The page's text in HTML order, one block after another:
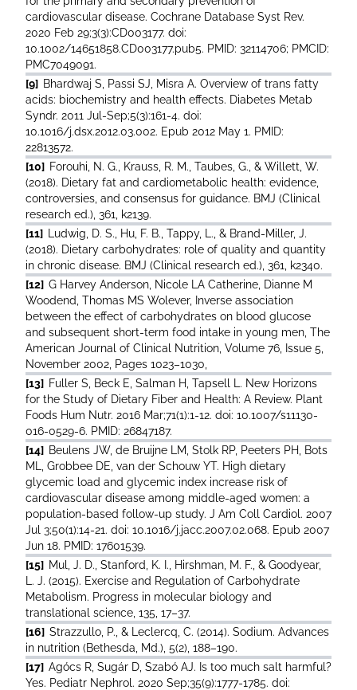
cardiovascular disease. Cochrane Database Syst Rev.
2020 Feb 29;3(3):CD003177. doi:
10.1002/14651858.CD003177.pub5. PMID: 32114706; PMCID:
PMC7049091.
[9] Bhardwaj S, Passi SJ, Misra A. Overview of trans fatty
acids: biochemistry and health effects. Diabetes Metab
Syndr. 2011 Jul-Sep;5(3):161-4. doi:
10.1016/j.dsx.2012.03.002. Epub 2012 May 1. PMID:
22813572.
[10] Forouhi, N. G., Krauss, R. M., Taubes, G., & Willett, W.
(2018). Dietary fat and cardiometabolic health: evidence,
controversies, and consensus for guidance. BMJ (Clinical
research ed.), 361, k2139.
[11]
Ludwig, D. S., Hu, F. B., Tappy, L., & Brand-Miller, J.
(2018). Dietary carbohydrates: role of quality and quantity
in chronic disease. BMJ (Clinical research ed.), 361, k2340.
[12] G Harvey Anderson, Nicole LA Catherine, Dianne M
Woodend, Thomas MS Wolever, Inverse association
between the effect of carbohydrates on blood glucose
and subsequent short-term food intake in young men, The
American Journal of Clinical Nutrition, Volume 76, Issue 5,
November 2002, Pages 1023–1030,
[13] Fuller S, Beck E, Salman H, Tapsell L. New Horizons
for the Study of Dietary Fiber and Health: A Review. Plant
Foods Hum Nutr. 2016 Mar;71(1):1-12. doi: 10.1007/s11130-
016-0529-6. PMID: 26847187.
[14] Beulens JW, de Bruijne LM, Stolk RP, Peeters PH, Bots
ML, Grobbee DE, van der Schouw YT. High dietary
glycemic load and glycemic index increase risk of
cardiovascular disease among middle-aged women: a
population-based follow-up study. J Am Coll Cardiol. 2007
Jul 3;50(1):14-21. doi: 10.1016/j.jacc.2007.02.068. Epub 2007
Jun 18. PMID: 17601539.
[15] Mul, J. D., Stanford, K. I., Hirshman, M. F., & Goodyear,
L. J. (2015). Exercise and Regulation of Carbohydrate
Metabolism. Progress in molecular biology and
translational science, 135, 17–37.
[16] Strazzullo, P., & Leclercq, C. (2014). Sodium. Advances
in nutrition (Bethesda, Md.), 5(2), 188–190.
[17] Agócs R, Sugár D, Szabó AJ. Is too much salt harmful?
Yes. Pediatr Nephrol. 2020 Sep;35(9):1777-1785. doi: